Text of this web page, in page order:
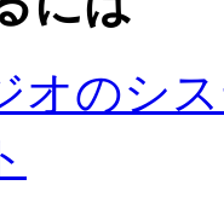
オのシ